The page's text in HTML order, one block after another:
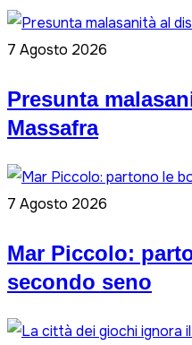
7 Agosto 2026
Presunta
Massafra
7 Agosto 2026
Mar Piccolo:
secondo seno